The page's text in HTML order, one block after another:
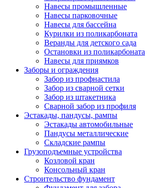
Навесы промышленные
Навесы парковочные
Навесы для бассейна
Курилки из поликарбоната
Веранды для детского сада
Остановки из поликарбоната
Навесы для приямков
Заборы и ограждения
Забор из профнастила
Забор из сварной сетки
Забор из штакетника
Сварной забор из профиля
Эстакады, пандусы, рампы
Эстакады автомобильные
Пандусы металлические
Складские рампы
Грузоподъемные устройства
Козловой кран
Консольный кран
Строительство фундамент